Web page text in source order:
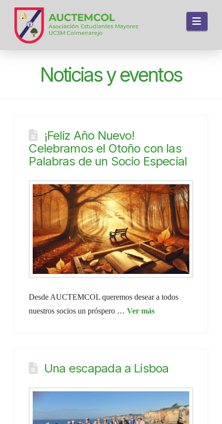
Noticias y eventos
¡Feliz Año Nuevo!
Celebramos el Otoño con las
Palabras de un Socio Especial
Desde AUCTEMCOL queremos desear a todos
nuestros socios un próspero …
Una escapada a Lisboa